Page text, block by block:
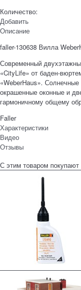
Количество:
Добавить
Описание
faller-130638 Вилла
Современный
«CityLife» от баден-
«WeberHaus».
окрашенные оконные и
гармоничному общему
Faller
Характеристики
Видео
Отзывы
С этим товаром покупают